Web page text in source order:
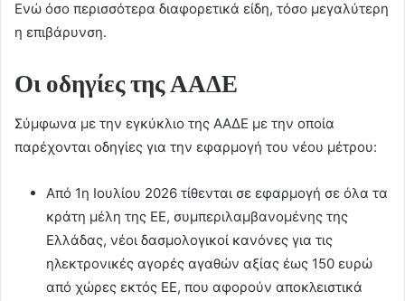
Ενώ όσο περισσότερα διαφορετικά είδη, τόσο μεγαλύτερη
η επιβάρυνση.
Οι οδηγίες της ΑΑΔΕ
Σύμφωνα με την εγκύκλιο της ΑΑΔΕ με την οποία
παρέχονται οδηγίες για την εφαρμογή του νέου μέτρου:
Από 1η Ιουλίου 2026 τίθενται σε εφαρμογή σε όλα τα
κράτη μέλη της ΕΕ, συμπεριλαμβανομένης της
Ελλάδας, νέοι δασμολογικοί κανόνες για τις
ηλεκτρονικές αγορές αγαθών αξίας έως 150 ευρώ
από χώρες εκτός ΕΕ, που αφορούν αποκλειστικά